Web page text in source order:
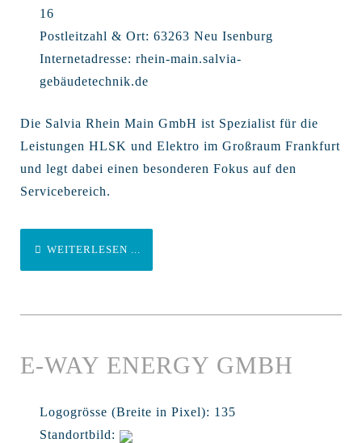
16
Postleitzahl & Ort: 63263 Neu Isenburg
Internetadresse: rhein-main.salvia-
gebäudetechnik.de
Die Salvia Rhein Main GmbH ist Spezialist für die
Leistungen HLSK und Elektro im Großraum Frankfurt
und legt dabei einen besonderen Fokus auf den
Servicebereich.
WEITERLESEN ...
E-WAY ENERGY GMBH
Logogrösse (Breite in Pixel): 135
Standortbild: